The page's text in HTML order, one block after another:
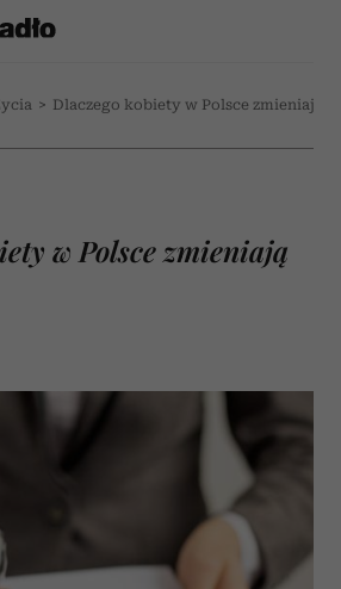
> Dlaczego kobiety w Polsce zmieniają
w Polsce zmieniają